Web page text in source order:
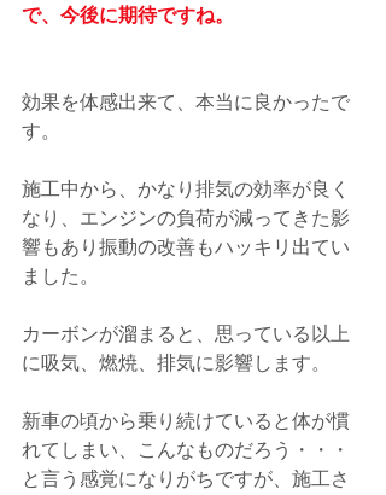
で、今後に期待ですね。
効果を体感出来て、本当に良かったで
す。
施工中から、かなり排気の効率が良く
なり、エンジンの負荷が減ってきた影
響もあり振動の改善もハッキリ出てい
ました。
カーボンが溜まると、思っている以上
に吸気、燃焼、排気に影響します。
新車の頃から乗り続けていると体が慣
れてしまい、こんなものだろう・・・
と言う感覚になりがちですが、施工さ